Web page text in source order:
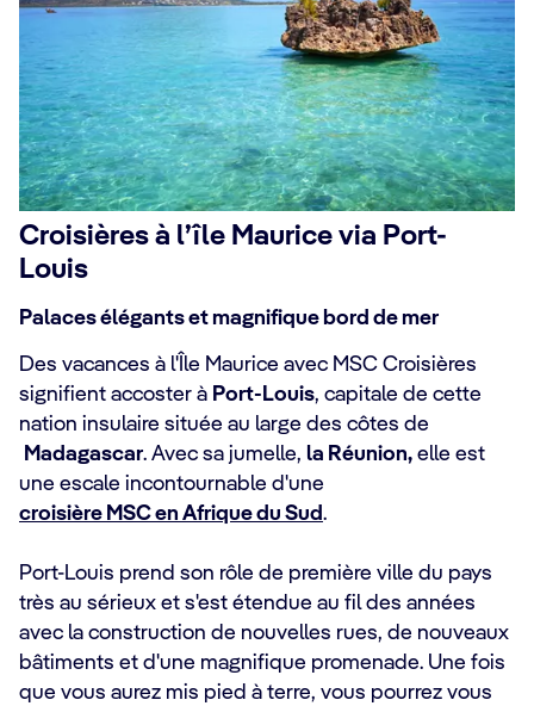
Croisières à l’île Maurice via Port-
Louis
Palaces élégants et magnifique bord de mer
Des vacances à l'Île Maurice avec MSC Croisières
signifient accoster à Port-Louis, capitale de cette
nation insulaire située au large des côtes de
Madagascar. Avec sa jumelle, la Réunion, elle est
une escale incontournable d'une
croisière MSC en Afrique du Sud.
Port-Louis prend son rôle de première ville du pays
très au sérieux et s'est étendue au fil des années
avec la construction de nouvelles rues, de nouveaux
bâtiments et d'une magnifique promenade. Une fois
que vous aurez mis pied à terre, vous pourrez vous